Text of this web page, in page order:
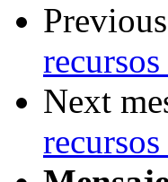
Next